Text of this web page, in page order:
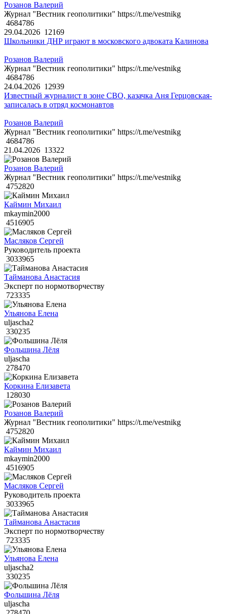
Розанов Валерий
Журнал "Вестник геополитики" https://t.me/vestnikg
4684786
29.04.2026 12169
Школьники ДНР играют в московского адвоката Калинова
Розанов Валерий
Журнал "Вестник геополитики" https://t.me/vestnikg
4684786
24.04.2026 12939
Известный журналист в зоне СВО, казачка Аня Герцовская-
записалась в отряд космонавтов
Розанов Валерий
Журнал "Вестник геополитики" https://t.me/vestnikg
4684786
21.04.2026 13322
Розанов Валерий
Журнал "Вестник геополитики" https://t.me/vestnikg
4752820
Каймин Михаил
mkaymin2000
4516905
Масляков Сергей
Руководитель проекта
3033965
Тайманова Анастасия
Эксперт по нормотворчеству
723335
Ульянова Елена
uljascha2
330235
Фольшина Лёля
uljascha
278470
Коркина Елизавета
128030
Розанов Валерий
Журнал "Вестник геополитики" https://t.me/vestnikg
4752820
Каймин Михаил
mkaymin2000
4516905
Масляков Сергей
Руководитель проекта
3033965
Тайманова Анастасия
Эксперт по нормотворчеству
723335
Ульянова Елена
uljascha2
330235
Фольшина Лёля
uljascha